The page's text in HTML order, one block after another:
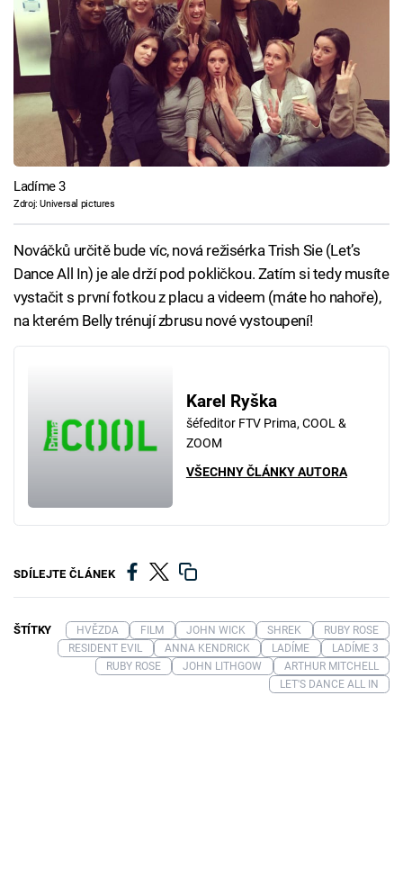
Ladíme 3
Zdroj: Universal pictures
Nováčků určitě bude víc, nová režisérka Trish Sie (Let’s
Dance All In) je ale drží pod pokličkou. Zatím si tedy musíte
vystačit s první fotkou z placu a videem (máte ho nahoře),
na kterém Belly trénují zbrusu nové vystoupení!
Karel Ryška
šéfeditor FTV Prima, COOL &
ZOOM
VŠECHNY ČLÁNKY AUTORA
SDÍLEJTE ČLÁNEK
ŠTÍTKY HVĚZDA FILM JOHN WICK SHREK
RUBY ROSE
RESIDENT EVIL
ANNA KENDRICK LADÍME
LADÍME 3
RUBY ROSE
JOHN LITHGOW
ARTHUR MITCHELL
LET'S DANCE ALL IN